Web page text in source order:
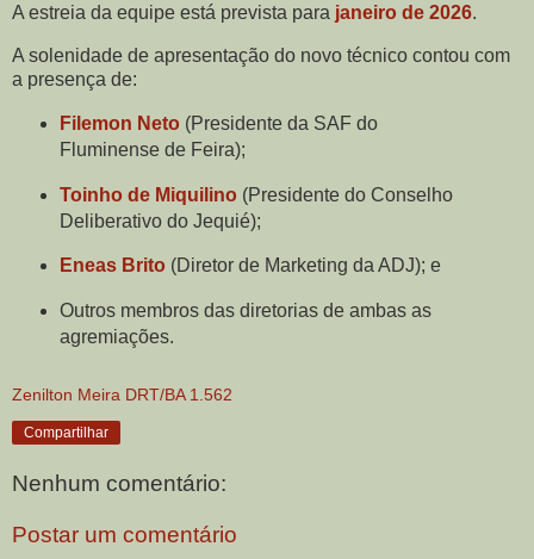
A estreia da equipe está prevista para janeiro de 2026.
A solenidade de apresentação do novo técnico contou com
a presença de:
Filemon Neto(Presidente da SAF do
Fluminense de Feira);
Toinho de Miquilino(Presidente do Conselho
Deliberativo do Jequié);
Eneas Brito(Diretor de Marketing da ADJ); e
Outros membros das diretorias de ambas as
agremiações.
Zenilton Meira DRT/BA 1.562
Compartilhar
Nenhum comentário:
Postar um comentário